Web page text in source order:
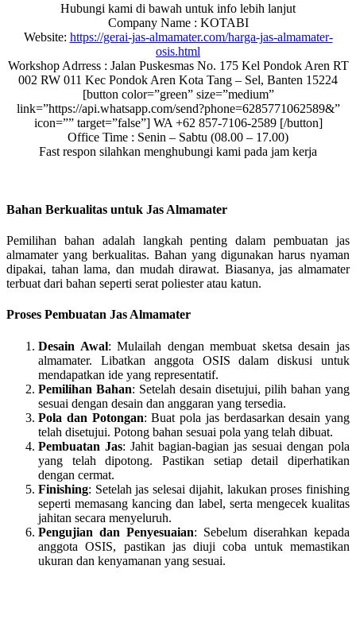
Hubungi kami di bawah untuk info lebih lanjut
Company Name : KOTABI
Website: https://gerai-jas-almamater.com/harga-jas-almamater-
osis.html
Workshop Adrress : Jalan Puskesmas No. 175 Kel Pondok Aren RT
002 RW 011 Kec Pondok Aren Kota Tang – Sel, Banten 15224
[button color=”green” size=”medium”
link=”https://api.whatsapp.com/send?phone=6285771062589&”
icon=”” target=”false”] WA +62 857-7106-2589 [/button]
Office Time : Senin – Sabtu (08.00 – 17.00)
Fast respon silahkan menghubungi kami pada jam kerja
Bahan Berkualitas untuk Jas Almamater
Pemilihan bahan adalah langkah penting dalam pembuatan jas
almamater yang berkualitas. Bahan yang digunakan harus nyaman
dipakai, tahan lama, dan mudah dirawat. Biasanya, jas almamater
terbuat dari bahan seperti serat poliester atau katun.
Proses Pembuatan Jas Almamater
Desain Awal: Mulailah dengan membuat sketsa desain jas
almamater. Libatkan anggota OSIS dalam diskusi untuk
mendapatkan ide yang representatif.
Pemilihan Bahan: Setelah desain disetujui, pilih bahan yang
sesuai dengan desain dan anggaran yang tersedia.
Pola dan Potongan: Buat pola jas berdasarkan desain yang
telah disetujui. Potong bahan sesuai pola yang telah dibuat.
Pembuatan Jas: Jahit bagian-bagian jas sesuai dengan pola
yang telah dipotong. Pastikan setiap detail diperhatikan
dengan cermat.
Finishing: Setelah jas selesai dijahit, lakukan proses finishing
seperti memasang kancing dan label, serta mengecek kualitas
jahitan secara menyeluruh.
Pengujian dan Penyesuaian: Sebelum diserahkan kepada
anggota OSIS, pastikan jas diuji coba untuk memastikan
ukuran dan kenyamanan yang sesuai.